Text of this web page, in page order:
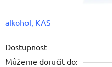
alkohol, KAS
Dostupnost
Můžeme doručit do: